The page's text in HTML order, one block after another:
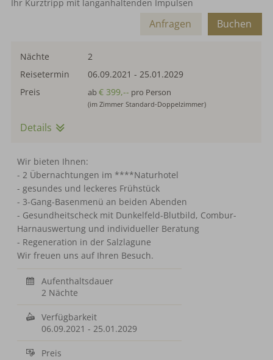
Ihr Kurztripp mit langanhaltenden Impulsen
Buchen
Anfragen
Nächte
2
Reisetermin
06.09.2021 -25.01.2029
Preis
ab€ 399,-- pro Person
(im Zimmer Standard-Doppelzimmer)
Details
Wir bieten Ihnen:
- 2 Übernachtungen im ****Naturhotel
- gesundes und leckeres Frühstück
- 3-Gang-Basenmenü an beiden Abenden
- Gesundheitscheck mit Dunkelfeld-Blutbild, Combur-
Harnauswertung und individueller Beratung
- Regeneration in der Salzlagune
Wir freuen uns auf Ihren Besuch.
Aufenthaltsdauer
2 Nächte
Verfügbarkeit
06.09.2021 -25.01.2029
Preis